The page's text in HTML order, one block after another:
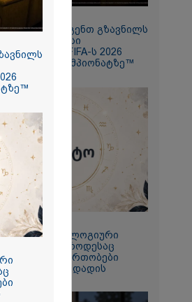
05-08-2026
წარმოგიდგენთ გზავნილს
უკეთესი
FIFA-ს 2026
მსოფლიო ჩემპიონატზე™
05-08-2026
ასტროლოგიური
– დღე, როდესაც
და ურთიერთობები
პლანზე გადადის